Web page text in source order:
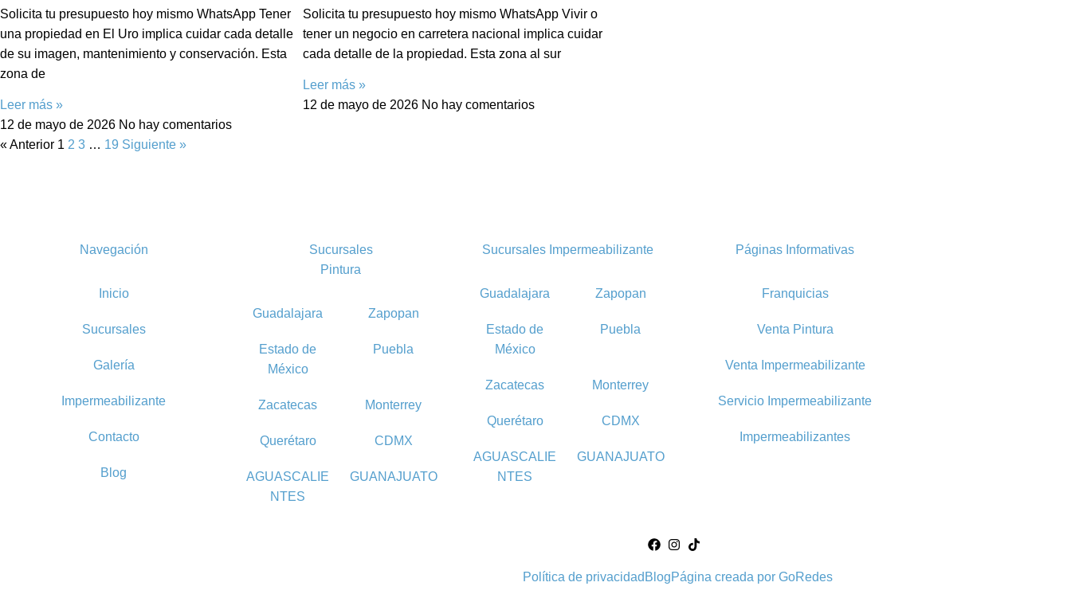
Solicita tu presupuesto hoy mismo WhatsApp Tener
una propiedad en El Uro implica cuidar cada detalle
de su imagen, mantenimiento y conservación. Esta
zona de
Leer más »
12 de mayo de 2026 No hay comentarios
Solicita tu presupuesto hoy mismo WhatsApp Vivir o
tener un negocio en carretera nacional implica cuidar
cada detalle de la propiedad. Esta zona al sur
Leer más »
12 de mayo de 2026 No hay comentarios
« Anterior 1 2 3 … 19 Siguiente »
Navegación
Inicio
Sucursales
Galería
Impermeabilizante
Contacto
Blog
Sucursales
Pintura
Guadalajara Zapopan
Estado de
México
Puebla
Zacatecas Monterrey
Querétaro CDMX
AGUASCALIE
NTES
GUANAJUATO
Sucursales Impermeabilizante
Guadalajara Zapopan
Estado de
México
Puebla
Zacatecas Monterrey
Querétaro CDMX
AGUASCALIE
NTES
GUANAJUATO
Páginas Informativas
Franquicias
Venta Pintura
Venta Impermeabilizante
Servicio Impermeabilizante
Impermeabilizantes
Política de privacidad BlogPágina creada por GoRedes